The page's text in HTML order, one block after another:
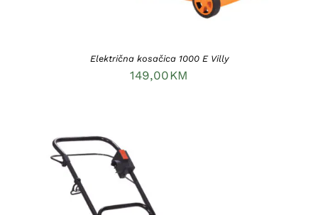
Električna kosačica 1000 E Villy
149,00KM